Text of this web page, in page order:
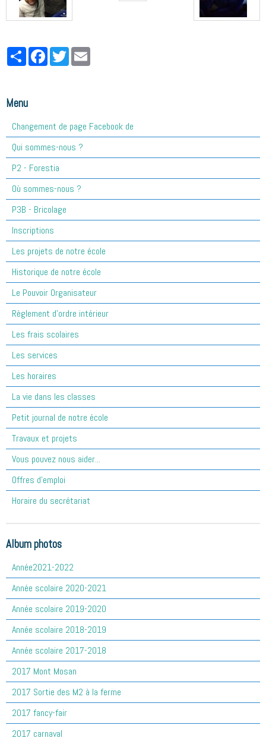
PartagerFacebookTwitter
Menu
Changement de page Facebook de
Qui sommes-nous ?
P2 - Forestia
Où sommes-nous ?
P3B - Bricolage
Inscriptions
Les projets de notre école
Historique de notre école
Le Pouvoir Organisateur
Règlement d'ordre intérieur
Les frais scolaires
Les services
Les horaires
La vie dans les classes
Petit journal de notre école
Travaux et projets
Vous pouvez nous aider...
Offres d'emploi
Horaire du secrétariat
Album photos
Année2021-2022
Année scolaire 2020-2021
Année scolaire 2019-2020
Année scolaire 2018-2019
Année scolaire 2017-2018
2017 Mont Mosan
2017 Sortie des M2 à la ferme
2017 fancy-fair
2017 carnaval